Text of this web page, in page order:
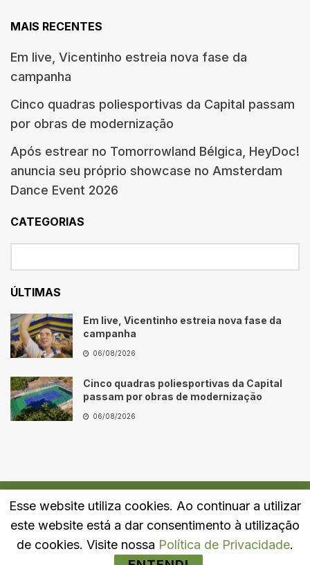
MAIS RECENTES
Em live, Vicentinho estreia nova fase da
campanha
Cinco quadras poliesportivas da Capital passam
por obras de modernização
Após estrear no Tomorrowland Bélgica, HeyDoc!
anuncia seu próprio showcase no Amsterdam
Dance Event 2026
CATEGORIAS
ÚLTIMAS
Em live, Vicentinho estreia nova fase da
campanha
06/08/2026
Cinco quadras poliesportivas da Capital
passam por obras de modernização
06/08/2026
Quem Somos Fale Conosco Política de Privacidade
Esse website utiliza cookies. Ao continuar a utilizar
este website está a dar consentimento à utilização
de cookies. Visite nossa Política de Privacidade.